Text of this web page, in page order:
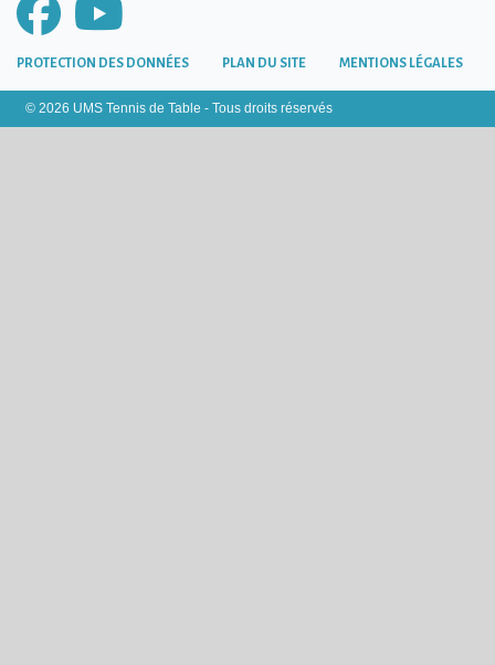
PROTECTION DES DONNÉES PLAN DU SITE MENTIONS LÉGALES
© 2026 UMS Tennis de Table - Tous droits réservés